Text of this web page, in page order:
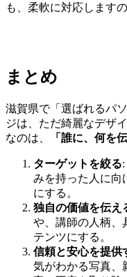
も、柔軟に対応します
まとめ
滋賀県で「選ばれるパ
ジは、ただ綺麗なデザ
なのは、
「誰に、何を
ターゲットを絞る
みを持った人に向
にする。
独自の価値を伝え
や、講師の人柄、
テンツにする。
信頼と安心を提供
気がわかる写真、